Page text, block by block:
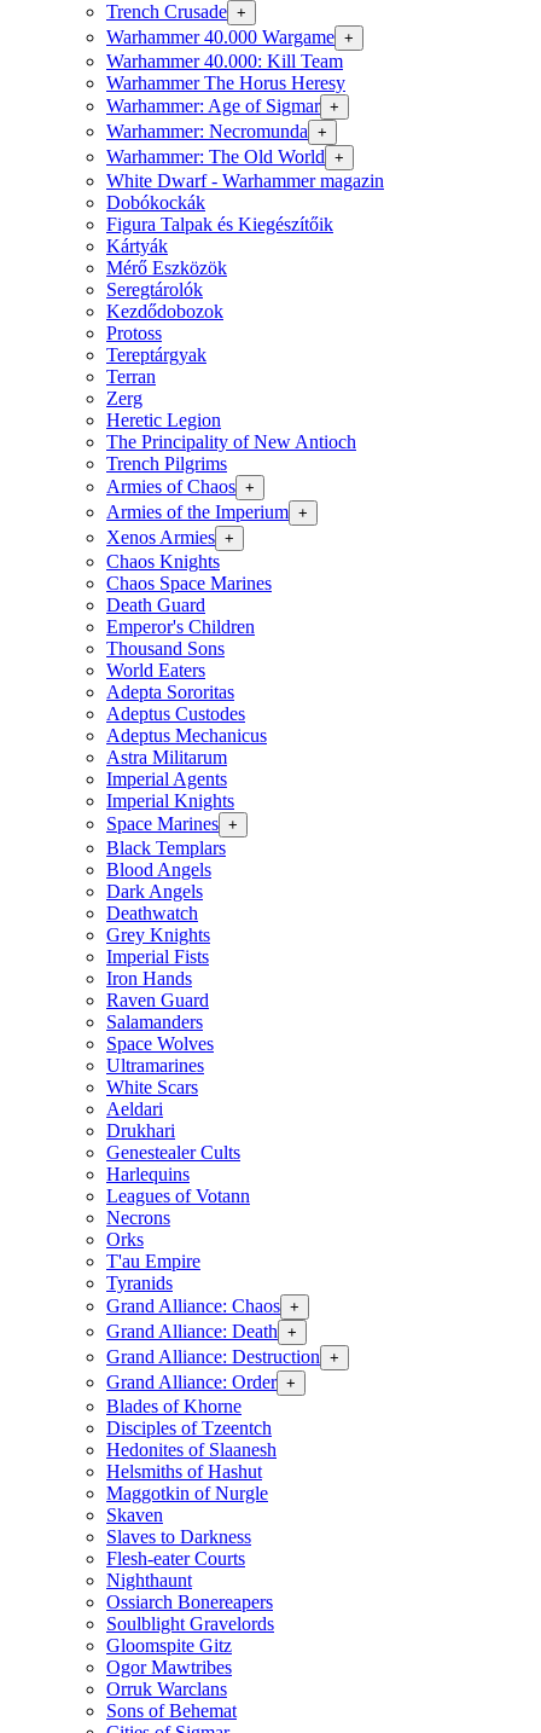
Trench Crusade +
Warhammer 40.000 Wargame +
Warhammer 40.000: Kill Team
Warhammer The Horus Heresy
Warhammer: Age of Sigmar +
Warhammer: Necromunda +
Warhammer: The Old World +
White Dwarf - Warhammer magazin
Dobókockák
Figura Talpak és Kiegészítőik
Kártyák
Mérő Eszközök
Seregtárolók
Kezdődobozok
Protoss
Tereptárgyak
Terran
Zerg
Heretic Legion
The Principality of New Antioch
Trench Pilgrims
Armies of Chaos +
Armies of the Imperium +
Xenos Armies +
Chaos Knights
Chaos Space Marines
Death Guard
Emperor's Children
Thousand Sons
World Eaters
Adepta Sororitas
Adeptus Custodes
Adeptus Mechanicus
Astra Militarum
Imperial Agents
Imperial Knights
Space Marines +
Black Templars
Blood Angels
Dark Angels
Deathwatch
Grey Knights
Imperial Fists
Iron Hands
Raven Guard
Salamanders
Space Wolves
Ultramarines
White Scars
Aeldari
Drukhari
Genestealer Cults
Harlequins
Leagues of Votann
Necrons
Orks
T'au Empire
Tyranids
Grand Alliance: Chaos +
Grand Alliance: Death +
Grand Alliance: Destruction +
Grand Alliance: Order +
Blades of Khorne
Disciples of Tzeentch
Hedonites of Slaanesh
Helsmiths of Hashut
Maggotkin of Nurgle
Skaven
Slaves to Darkness
Flesh-eater Courts
Nighthaunt
Ossiarch Bonereapers
Soulblight Gravelords
Gloomspite Gitz
Ogor Mawtribes
Orruk Warclans
Sons of Behemat